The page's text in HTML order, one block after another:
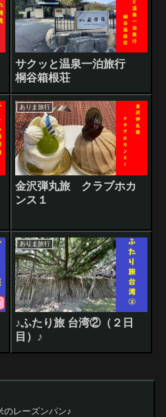
サクッと温泉一泊旅行
桐谷箱根荘
ありま旅行
金沢弾丸旅 クラブホカ
ンス１
ありま旅行
♪ふたり旅 台湾②（２日
目）♪
のレーズンパン♪